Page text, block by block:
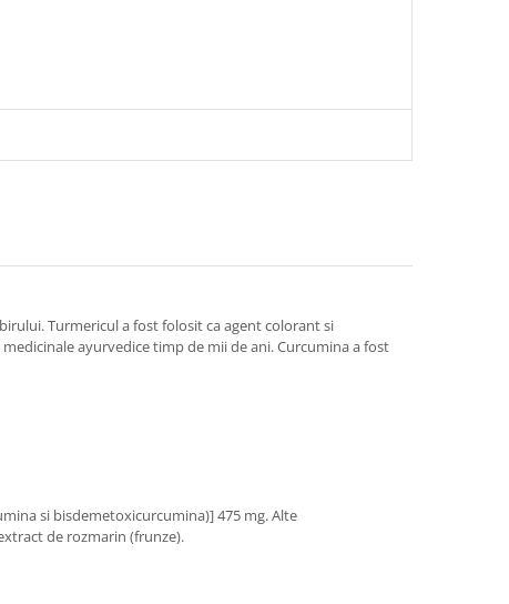
Turmericul a fost folosit ca agent colorant si
ayurvedice timp de mii de ani. Curcumina a fost
si bisdemetoxicurcumina)] 475 mg. Alte
de rozmarin (frunze).